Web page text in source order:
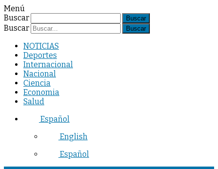
Menú
Buscar
Buscar
NOTICIAS
Deportes
Internacional
Nacional
Ciencia
Economia
Salud
Español
English
Español